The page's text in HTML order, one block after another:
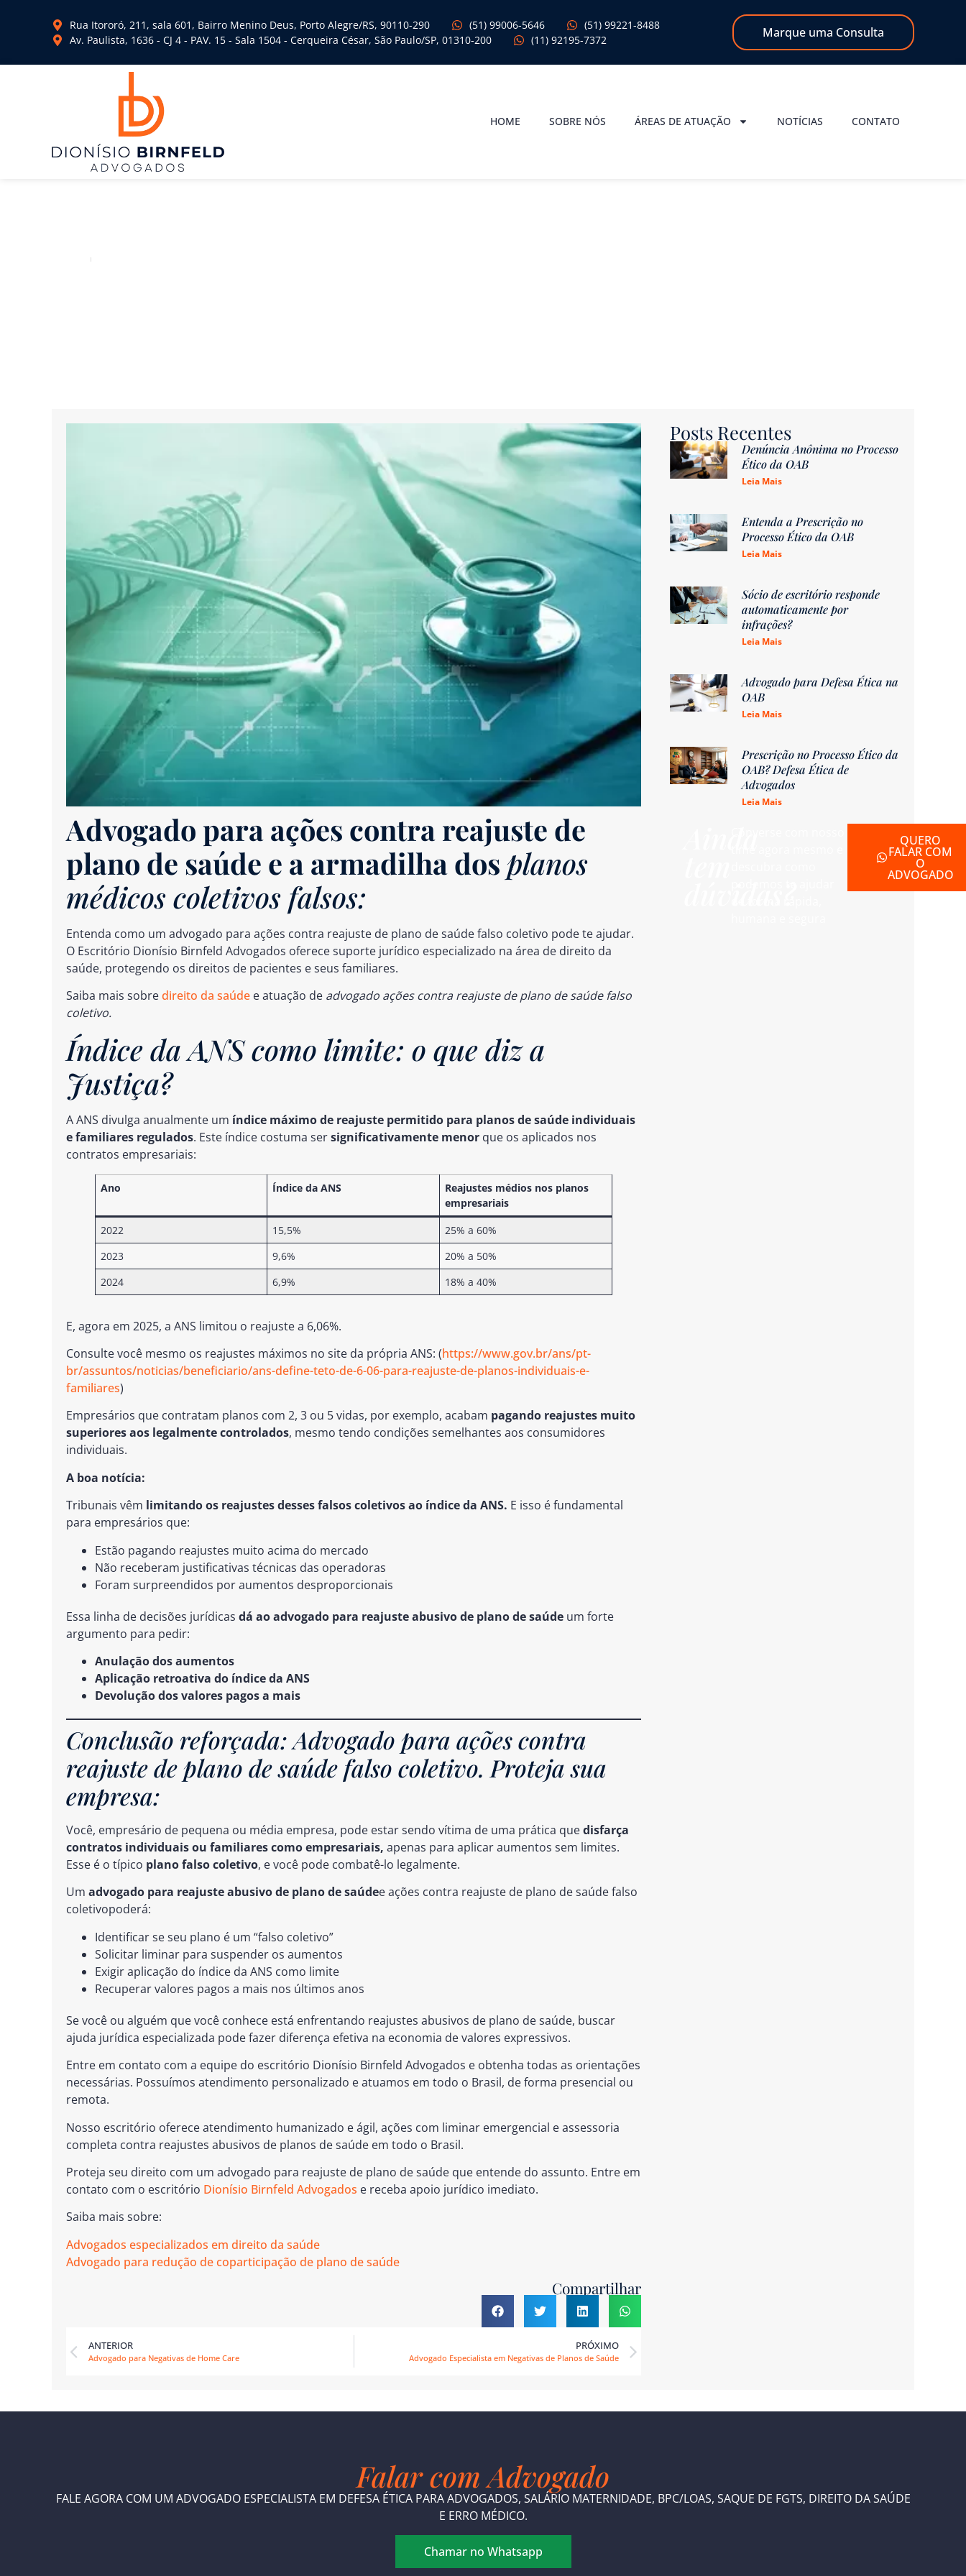
Rua Itororó, 211, sala 601, Bairro Menino Deus, Porto Alegre/RS, 90110-290 (51) 99006-5646
(51) 99221-8488
Av. Paulista, 1636 - CJ 4 - PAV. 15 - Sala 1504 - Cerqueira César, São Paulo/SP, 01310-200
(11) 92195-7372 Marque uma Consulta
HOME SOBRE NÓS ÁREAS DE ATUAÇÃO NOTÍCIAS CONTATO
Advogado para ações contra reajuste de
plano de saúde e a armadilha dos planos
médicos coletivos falsos:
Entenda como um advogado para ações contra reajuste de plano de saúde falso coletivo pode te ajudar.
O Escritório Dionísio Birnfeld Advogados oferece suporte jurídico especializado na área de direito da
saúde, protegendo os direitos de pacientes e seus familiares.
Saiba mais sobredireito da saúde e atuação de advogado ações contra reajuste de plano de saúde falso
coletivo.
Índice da ANS como limite: o que diz a
Justiça?
A ANS divulga anualmente um índice máximo de reajuste permitido para planos de saúde individuais
e familiares regulados. Este índice costuma sersignificativamente menor que os aplicados nos
contratos empresariais:
Ano Índice da ANS
Reajustes médios nos planos
empresariais
2022
15,5%
25% a 60%
2023
9,6%
20% a 50%
2024
6,9% 18% a 40%
E, agora em 2025, a ANS limitou o reajuste a 6,06%.
Consulte você mesmo os reajustes máximos no site da própria ANS: (https://www.gov.br/ans/pt-
br/assuntos/noticias/beneficiario/ans-define-teto-de-6-06-para-reajuste-de-planos-individuais-e-
familiares)
Empresários que contratam planos com 2, 3 ou 5 vidas, por exemplo, acabam pagando reajustes muito
superiores aos legalmente controlados, mesmo tendo condições semelhantes aos consumidores
individuais.
A boa notícia:
Tribunais vêm limitando os reajustes desses falsos coletivos ao índice da ANS. E isso é fundamental
para empresários que:
Estão pagando reajustes muito acima do mercado
Não receberam justificativas técnicas das operadoras
Foram surpreendidos por aumentos desproporcionais
Essa linha de decisões jurídicas dá ao advogado para reajuste abusivo de plano de saúde um forte
argumento para pedir:
Anulação dos aumentos
Aplicação retroativa do índice da ANS
Devolução dos valores pagos a mais
Conclusão reforçada: Advogado para ações contra
reajuste de plano de saúde falso coletivo. Proteja sua
empresa:
Você, empresário de pequena ou média empresa, pode estar sendo vítima de uma prática quedisfarça
contratos individuais ou familiares como empresariais, apenas para aplicar aumentos sem limites.
Esse é o típico plano falso coletivo, e você pode combatê-lo legalmente.
Um advogado para reajuste abusivo de plano de saúdee ações contra reajuste de plano de saúde falso
coletivopoderá:
Identificar se seu plano é um “falso coletivo”
Solicitar liminar para suspender os aumentos
Exigir aplicação do índice da ANS como limite
Recuperar valores pagos a mais nos últimos anos
Se você ou alguém que você conhece está enfrentando reajustes abusivos de plano de saúde, buscar
ajuda jurídica especializada pode fazer diferença efetiva na economia de valores expressivos.
Entre em contato com a equipe do escritório Dionísio Birnfeld Advogados e obtenha todas as orientações
necessárias. Possuímos atendimento personalizado e atuamos em todo o Brasil, de forma presencial ou
remota.
Nosso escritório oferece atendimento humanizado e ágil, ações com liminar emergencial e assessoria
completa contra reajustes abusivos de planos de saúde em todo o Brasil.
Proteja seu direito com um advogado para reajuste de plano de saúde que entende do assunto. Entre em
contato com o escritório Dionísio Birnfeld Advogados e receba apoio jurídico imediato.
Saiba mais sobre:
Advogados especializados em direito da saúde
Advogado para redução de coparticipação de plano de saúde
Compartilhar
ANTERIOR
Advogado para Negativas de Home Care
PRÓXIMO
Advogado Especialista em Negativas de Planos de Saúde
Posts Recentes
Denúncia Anônima no Processo
Ético da OAB
Leia Mais
Entenda a Prescrição no
Processo Ético da OAB
Leia Mais
Sócio de escritório responde
automaticamente por
infrações?
Leia Mais
Advogado para Defesa Ética na
OAB
Leia Mais
Prescrição no Processo Ético da
OAB? Defesa Ética de
Advogados
Leia Mais
QUERO
FALAR COM
O
ADVOGADO
Falar com Advogado
FALE AGORA COM UM ADVOGADO ESPECIALISTA EM DEFESA ÉTICA PARA ADVOGADOS, SALÁRIO MATERNIDADE, BPC/LOAS, SAQUE DE FGTS, DIREITO DA SAÚDE
E ERRO MÉDICO.
Chamar no Whatsapp